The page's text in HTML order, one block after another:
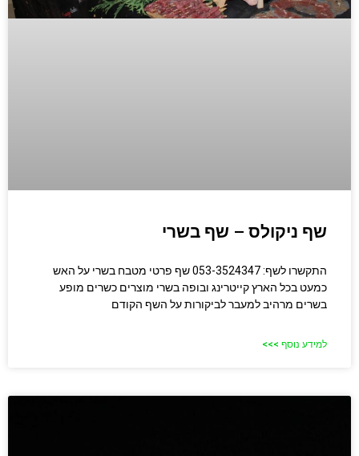
שף ניקולס – שף בשרי
התקשרו לשף: 053-3524347 שף פרטי מטבח בשרי על האש
כמעט בכל הארץ קייטרינג ובופה בשרי מוצרים כשרים מופע
בשרים מרהיב למעבר לביקורות על השף הקודם
למידע נוסף >>>